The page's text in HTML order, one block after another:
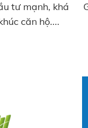
tư mạnh, khá
căn hộ....